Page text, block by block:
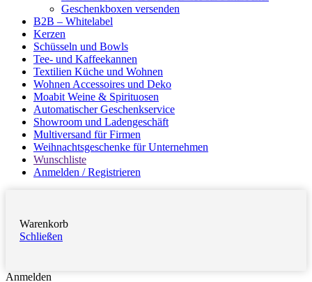
Geschenkboxen versenden
B2B – Whitelabel
Kerzen
Schüsseln und Bowls
Tee- und Kaffeekannen
Textilien Küche und Wohnen
Wohnen Accessoires und Deko
Moabit Weine & Spirituosen
Automatischer Geschenkservice
Showroom und Ladengeschäft
Multiversand für Firmen
Weihnachtsgeschenke für Unternehmen
Wunschliste
Anmelden / Registrieren
Warenkorb
Schließen
Anmelden